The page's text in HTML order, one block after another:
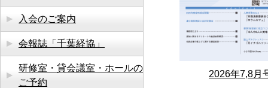
入会のご案内
会報誌「千葉経協」
研修室・貸会議室・ホールの
ご予約
2026年7,8月